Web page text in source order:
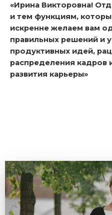
«Ирина Викторовна!
и тем функциям,
искренне желаем вам
правильных решений и
продуктивных идей,
распределения кадров
развития карьеры»